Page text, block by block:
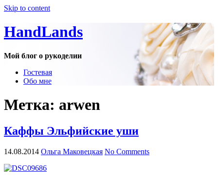
Skip to content
HandLands
Мой блог о рукоделии
Гостевая
Обо мне
Метка: arwen
Каффы Эльфийские уши
14.08.2014 Ольга Маковецкая No Comments